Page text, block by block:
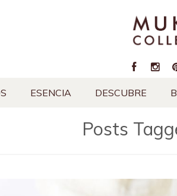
ESENCIA DESCUBRE
Posts